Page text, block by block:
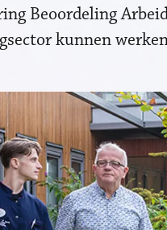
Beoordeling
kunnen